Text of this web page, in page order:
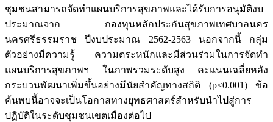
ชุมชนสามารถจัดทำแผนบริการสุขภาพและได้รับการอนุมัติงบ
ประมาณจาก กองทุนหลักประกันสุขภาพเทศบาลนคร
นครศรีธรรมราช ปีงบประมาณ 2562-2563 นอกจากนี้ กลุ่ม
ตัวอย่างมีความรู้ ความตระหนักและมีส่วนร่วมในการจัดทำ
แผนบริการสุขภาพฯ ในภาพรวมระดับสูง คะแนนเฉลี่ยหลัง
กระบวนพัฒนาเพิ่มขึ้นอย่างมีนัยสำคัญทางสถิติ (p<0.001) ข้อ
ค้นพบนี้อาจจะเป็นโอกาสทางยุทธศาสตร์สำหรับนำไปสู่การ
ปฏิบัติในระดับชุมชนเขตเมืองต่อไป